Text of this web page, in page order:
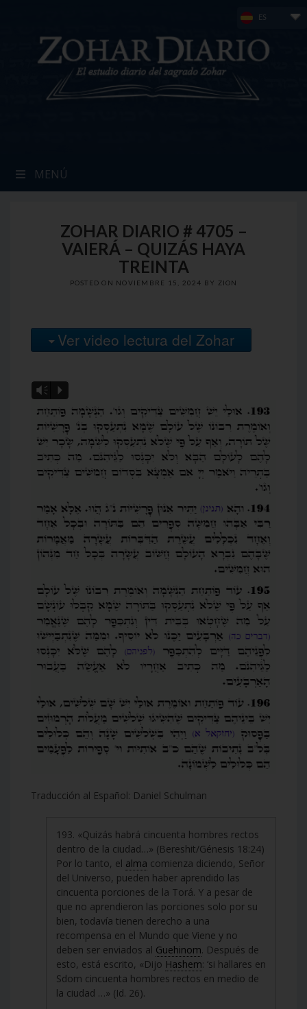
ES
MENÚ
ZOHAR DIARIO # 4705 –
VAIERÁ – QUIZÁS HAYA
TREINTA
POSTED ON NOVIEMBRE 15, 2024 BY ZION
Ver video lectura del Zohar
Vm P
Traducción al Español: Daniel Schulman
193. «Quizás habrá cincuenta hombres rectos
dentro de la ciudad…» (Bereshit/Génesis 18:24)
Por lo tanto, el alma comienza diciendo, Señor
del Universo, pueden haber aprendido las
cincuenta porciones de la Torá. Y a pesar de
que no aprendieron las porciones solo por su
bien, todavía tienen derecho a una
recompensa en el Mundo que Viene y no
deben ser enviados al Guehinom. Después de
esto, está escrito, «Dijo Hashem: ‘si hallares en
Sdom cincuenta hombres rectos en medio de
la ciudad …» (Id. 26).